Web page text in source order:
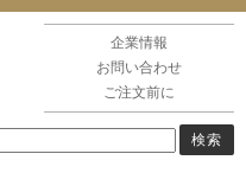
企業情報
お問い合わせ
ご注文前に